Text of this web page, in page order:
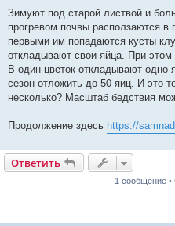
Зимуют под старой листвой и
прогревом почвы расползаются в
первыми им попадаются кусты
откладывают свои яйца. При
В один цветок откладывают одно
сезон отложить до 50 яиц. И это
несколько? Масштаб бедствия
Продолжение здесь https://
Ответить
1 сообщение •